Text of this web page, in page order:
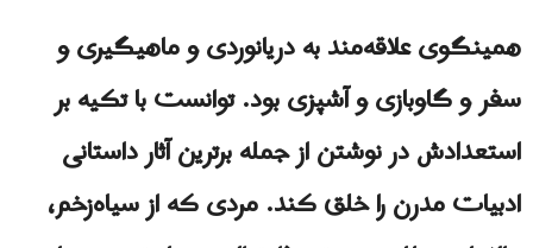
همینگوی علاقه‌مند به دریانوردی و ماهیگیری و
سفر و گاوبازی و آشپزی بود. توانست با تکیه‌ بر
استعدادش در نوشتن از جمله برترین آثار داستانی
ادبیات مدرن را خلق کند. مردی که از سیاه‌زخم،